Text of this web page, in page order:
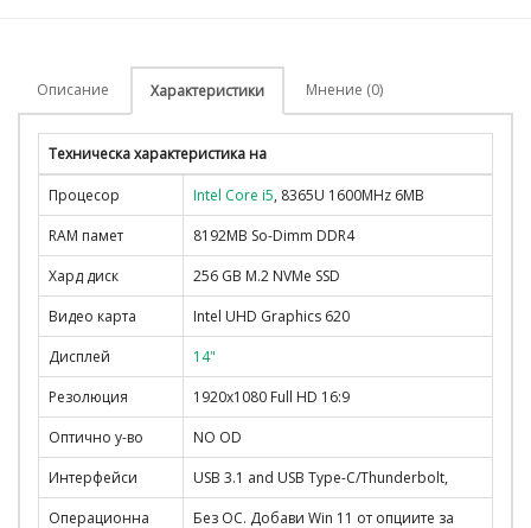
Описание Характеристики Мнение (0)
Техническа характеристика на
Процесор Intel Core i5, 8365U 1600MHz 6MB
RAM памет
8192MB So-Dimm DDR4
Хард диск
256 GB M.2 NVMe SSD
Видео карта
Intel UHD Graphics 620
Дисплей
14"
Резолюция
1920x1080 Full HD 16:9
Оптично у-во
NO OD
Интерфейси
USB 3.1 and USB Type-C/Thunderbolt,
Операционна
Без ОС. Добави Win 11 от опциите за